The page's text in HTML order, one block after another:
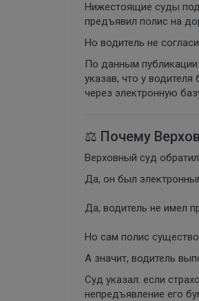
Нижестоящие суды
предъявил полис на
Но водитель не
По данным публикации
указав, что у
через электронную
⚖️ Почему
Верховный суд
Да, он был
Да, водитель не имел
Но сам полис
А значит, водитель
Суд указал: если
непредъявление его